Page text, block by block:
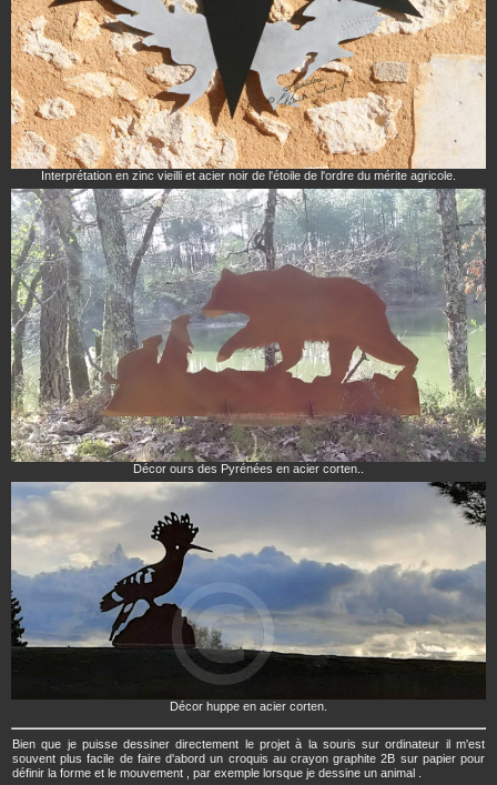
Interprétation en zinc vieilli et acier noir de l'étoile de l'ordre du mérite agricole.
Décor ours des Pyrénées en acier corten..
Décor huppe en acier corten.
Bien que je puisse dessiner directement le projet à la souris sur ordinateur il m'est
souvent plus facile de faire d'abord un croquis au crayon graphite 2B sur papier pour
définir la forme et le mouvement , par exemple lorsque je dessine un animal .